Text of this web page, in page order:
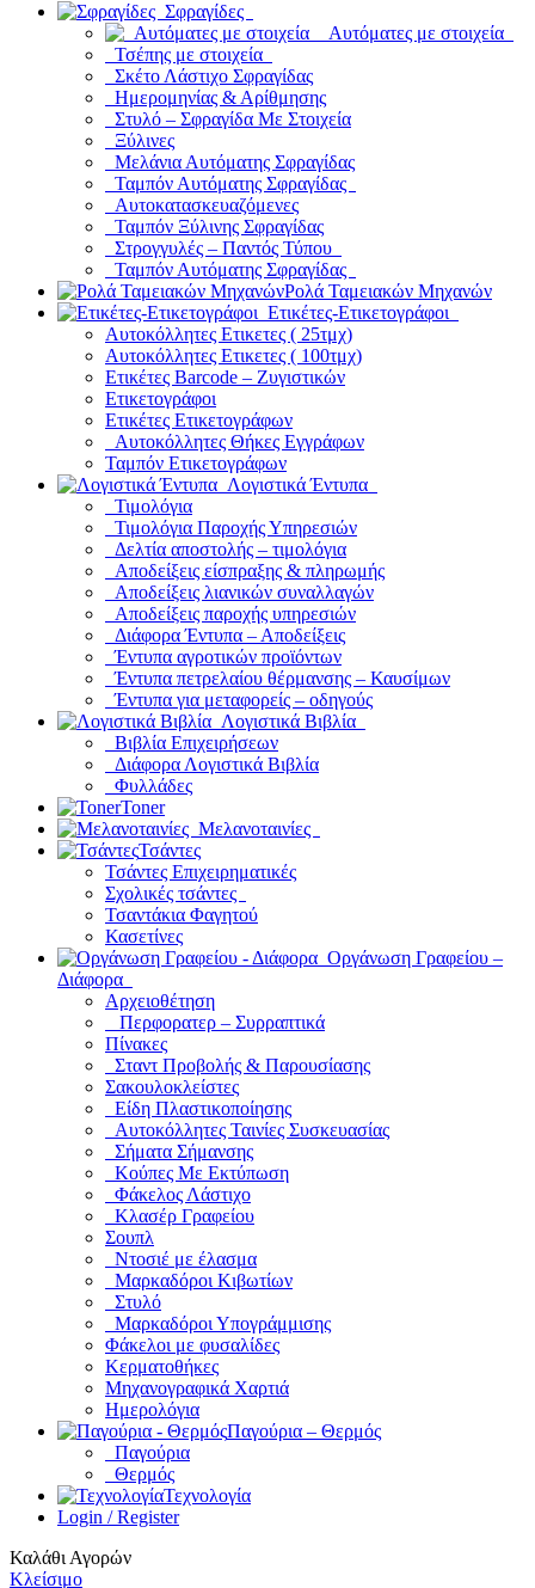
Σφραγίδες
Αυτόματες με στοιχεία
Τσέπης με στοιχεία
Σκέτο Λάστιχο Σφραγίδας
Ημερομηνίας & Αρίθμησης
Στυλό – Σφραγίδα Με Στοιχεία
Ξύλινες
Μελάνια Αυτόματης Σφραγίδας
Ταμπόν Αυτόματης Σφραγίδας
Αυτοκατασκευαζόμενες
Ταμπόν Ξύλινης Σφραγίδας
Στρογγυλές – Παντός Τύπου
Ταμπόν Αυτόματης Σφραγίδας
Ρολά Ταμειακών Μηχανών
Ετικέτες-Ετικετογράφοι
Αυτοκόλλητες Ετικετες ( 25τμχ)
Αυτοκόλλητες Ετικετες ( 100τμχ)
Ετικέτες Barcode – Ζυγιστικών
Ετικετογράφοι
Ετικέτες Ετικετογράφων
Αυτοκόλλητες Θήκες Εγγράφων
Ταμπόν Ετικετογράφων
Λογιστικά Έντυπα
Τιμολόγια
Τιμολόγια Παροχής Υπηρεσιών
Δελτία αποστολής – τιμολόγια
Αποδείξεις είσπραξης & πληρωμής
Αποδείξεις λιανικών συναλλαγών
Αποδείξεις παροχής υπηρεσιών
Διάφορα Έντυπα – Αποδείξεις
Έντυπα αγροτικών προϊόντων
Έντυπα πετρελαίου θέρμανσης – Καυσίμων
Έντυπα για μεταφορείς – οδηγούς
Λογιστικά Βιβλία
Βιβλία Επιχειρήσεων
Διάφορα Λογιστικά Βιβλία
Φυλλάδες
Toner
Μελανοταινίες
Τσάντες
Τσάντες Επιχειρηματικές
Σχολικές τσάντες
Τσαντάκια Φαγητού
Κασετίνες
Οργάνωση Γραφείου –
Διάφορα
Αρχειοθέτηση
Περφορατερ – Συρραπτικά
Πίνακες
Σταντ Προβολής & Παρουσίασης
Σακουλοκλείστες
Είδη Πλαστικοποίησης
Αυτοκόλλητες Ταινίες Συσκευασίας
Σήματα Σήμανσης
Κούπες Με Εκτύπωση
Φάκελος Λάστιχο
Κλασέρ Γραφείου
Σουπλ
Ντοσιέ με έλασμα
Μαρκαδόροι Κιβωτίων
Στυλό
Μαρκαδόροι Υπογράμμισης
Φάκελοι με φυσαλίδες
Κερματοθήκες
Μηχανογραφικά Χαρτιά
Ημερολόγια
Παγούρια – Θερμός
Παγούρια
Θερμός
Τεχνολογία
Login / Register
Καλάθι Αγορών
Κλείσιμο